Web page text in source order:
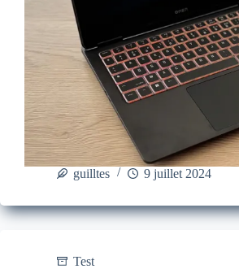
guilltes 9 juillet 2024
Test